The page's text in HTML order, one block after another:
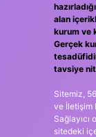
alan
kurum ve
Gerçek
tavsiye
Sitemiz,
ve İletişim
sitedeki